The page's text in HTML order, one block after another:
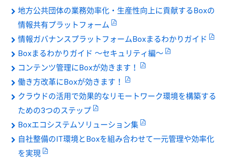
地方公共団体の業務効率化・生産性向上に貢献するBoxの
情報共有プラットフォーム
情報ガバナンスプラットフォームBoxまるわかりガイド
Boxまるわかりガイド 〜セキュリティ編〜
コンテンツ管理にBoxが効きます！
働き方改革にBoxが効きます！
クラウドの活用で効果的なリモートワーク環境を構築する
ための3つのステップ
Boxエコシステムソリューション集
自社整備のIT環境とBoxを組み合わせて一元管理や効率化
を実現